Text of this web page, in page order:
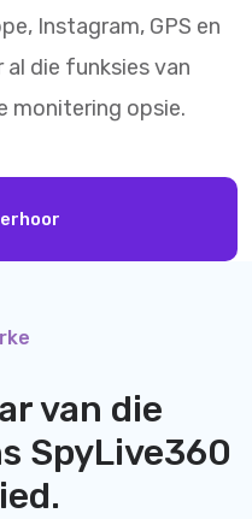
Instagram, GPS en
al die funksies van
monitering opsie.
van die
SpyLive360